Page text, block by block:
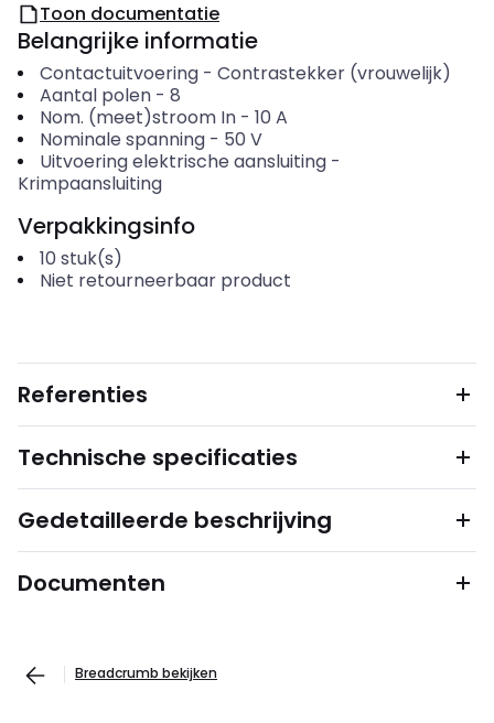
Toon documentatie
Belangrijke informatie
Contactuitvoering- Contrastekker (vrouwelijk)
Aantal polen- 8
Nom. (meet)stroom In- 10 A
Nominale spanning- 50 V
Uitvoering elektrische aansluiting-
Krimpaansluiting
Verpakkingsinfo
10 stuk(s)
Niet retourneerbaar product
Referenties
Technische specificaties
Gedetailleerde beschrijving
Documenten
Breadcrumb bekijken